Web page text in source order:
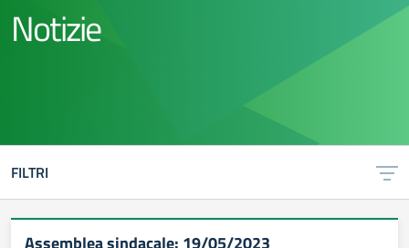
Notizie
FILTRI
Assemblea sindacale: 19/05/2023